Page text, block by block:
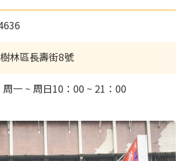
林區長壽街8號
一 ~ 周日10：00 ~ 21：00